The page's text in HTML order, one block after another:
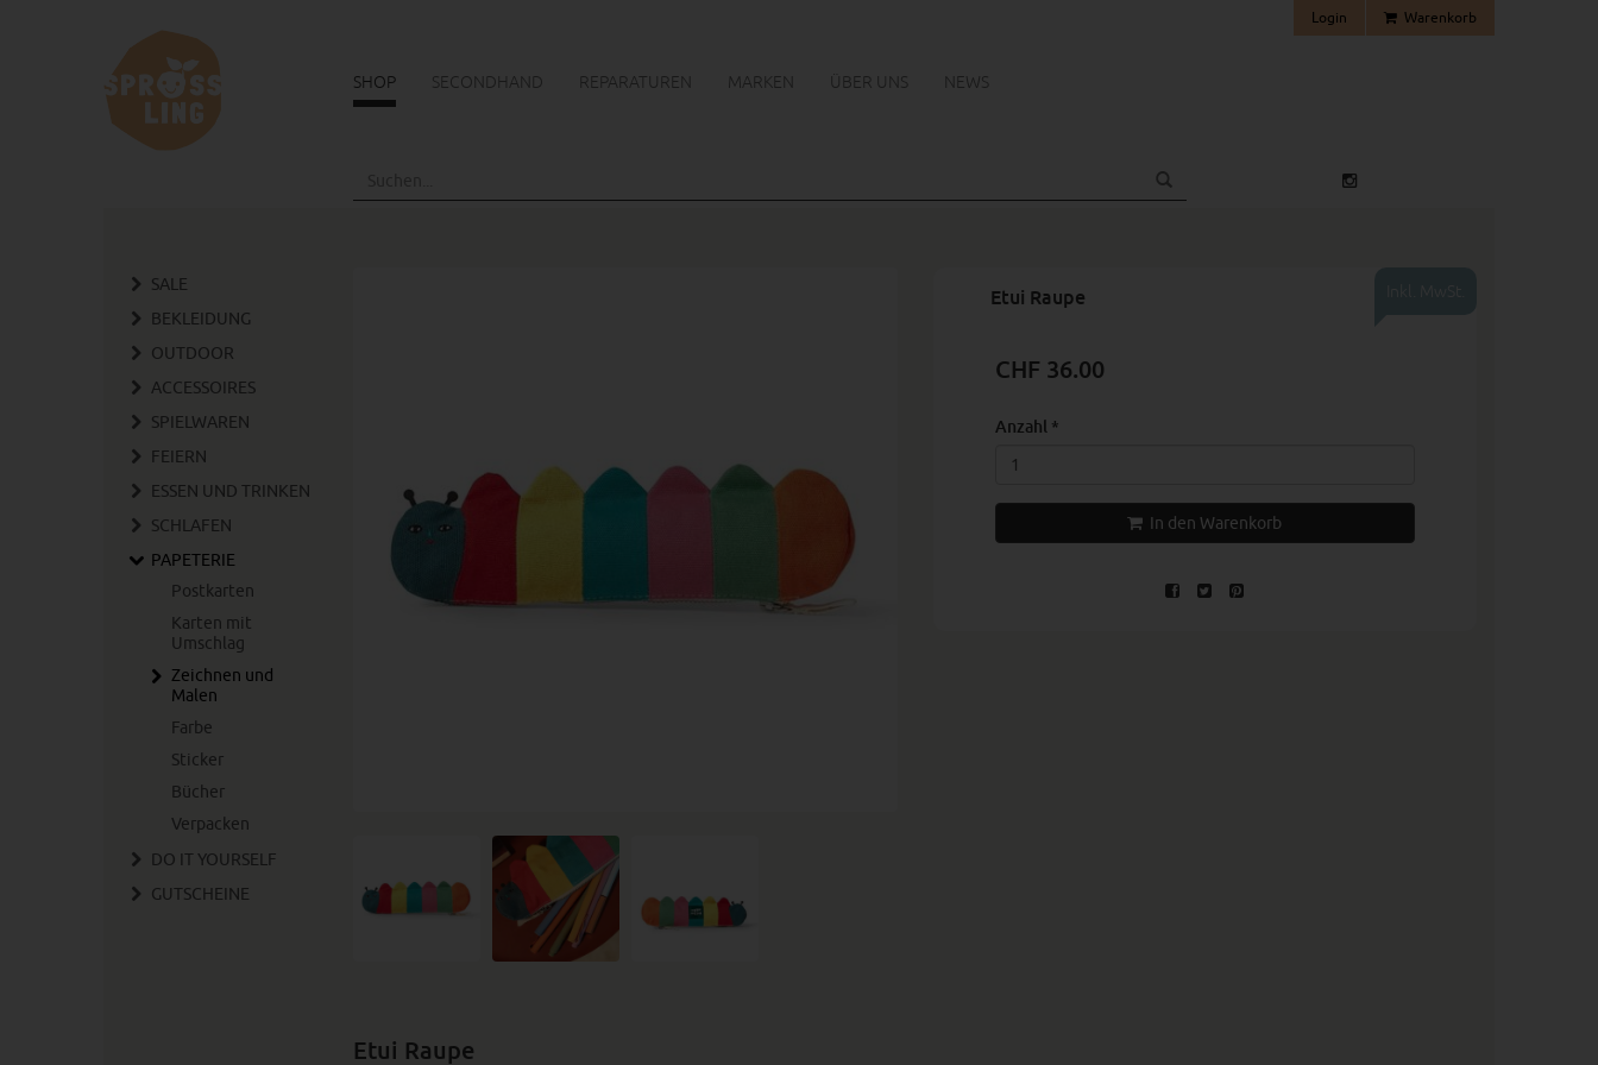
Login Warenkorb
SHOP SECONDHAND REPARATUREN MARKEN ÜBER UNS NEWS
SALE
BEKLEIDUNG
OUTDOOR
ACCESSOIRES
SPIELWAREN
FEIERN
ESSEN UND TRINKEN
SCHLAFEN
PAPETERIE
Postkarten
Karten mit
Umschlag
Zeichnen und
Malen
Farbe
Sticker
Bücher
Verpacken
DO IT YOURSELF
GUTSCHEINE
Etui Raupe
Etui Raupe
CHF 36.00
Anzahl *
In den Warenkorb